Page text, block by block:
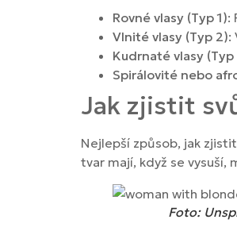
Rovné vlasy (Typ 1):
Vlnité vlasy (Typ 2):
Kudrnaté vlasy (Typ
Spirálovité nebo
Jak zjistit
Nejlepší způsob, jak
tvar mají, když se vysuší,
Foto: